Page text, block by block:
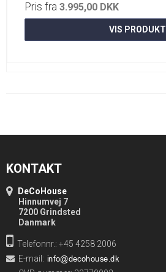
Pris fra 3.995,00 DKK
VIS PRODUKT
KONTAKT
DeCoHouse
Hinnumvej 7
7200 Grindsted
Danmark
Telefonnr.: +45 4258 2006
E-mail :